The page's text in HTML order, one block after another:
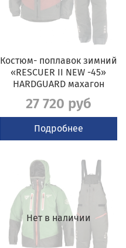
Костюм- поплавок зимний
«RESCUER II NEW -45»
HARDGUARD махагон
27 720 руб
Подробнее
Нет в наличии